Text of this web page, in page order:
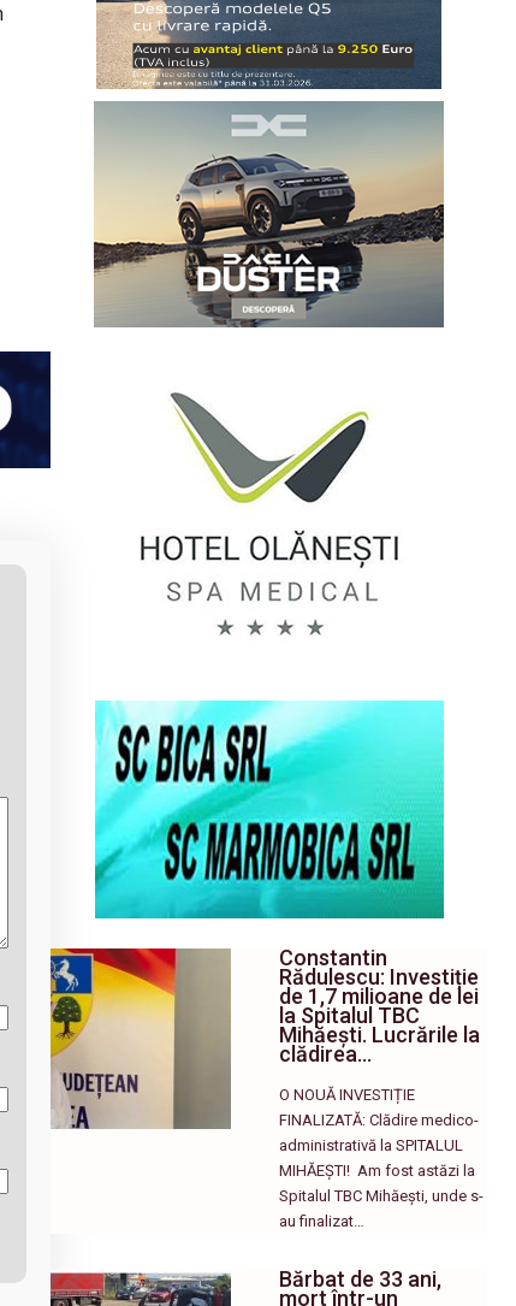
Constantin
Rădulescu: Investiție
de 1,7 milioane de lei
la Spitalul TBC
Mihăești. Lucrările la
clădirea…
O NOUĂ INVESTIȚIE
FINALIZATĂ: Clădire medico-
administrativă la SPITALUL
MIHĂEȘTI! ​ Am fost astăzi la
Spitalul TBC Mihăești, unde s-
au finalizat…
Bărbat de 33 ani,
mort într-un